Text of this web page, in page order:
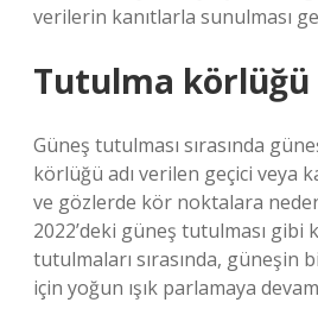
verilerin kanıtlarla sunulması
Tutulma körlüğü
Güneş tutulması sırasında
körlüğü adı verilen geçici veya
ve gözlerde kör noktalara
2022’deki güneş tutulması gibi
tutulmaları sırasında, güneşin
için yoğun ışık parlamaya